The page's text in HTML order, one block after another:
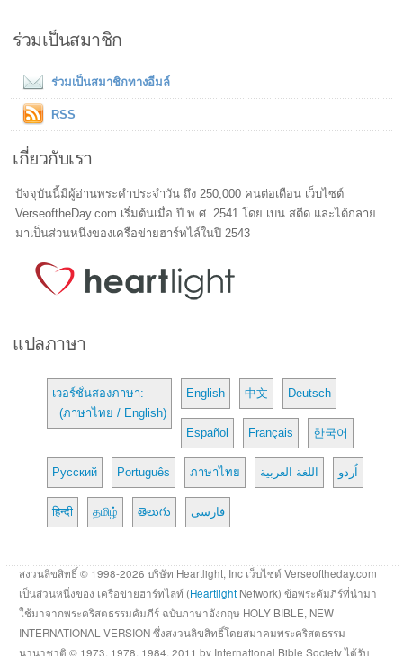
ร่วมเป็นสมาชิก
ร่วมเป็นสมาชิกทางอีมล์
RSS
เกี่ยวกับเรา
ปัจจุบันนี้มีผู้อ่านพระคำประจำวัน ถึง 250,000 คนต่อเดือน เว็บไซต์
VerseoftheDay.com เริ่มต้นเมื่อ ปี พ.ศ. 2541 โดย เบน สตีด และได้กลาย
มาเป็นส่วนหนึ่งของเครือข่ายฮาร์ทไล์ในปี 2543
แปลภาษา
เวอร์ชั่นสองภาษา:
(ภาษาไทย / English)
English 中文 Deutsch
Español Français 한국어
Русский Português ภาษาไทย اللغة العربية اُردو
हिन्दी தமிழ் తెలుగు فارسی
สงวนลิขสิทธิ์ © 1998-2026 บริษัท Heartlight, Inc เว็บไซต์ Verseoftheday.com
เป็นส่วนหนึ่งของ เครือข่ายฮาร์ทไลท์ (Heartlight Network) ข้อพระคัมภีร์ที่นำมา
ใช้มาจากพระคริสตธรรมคัมภีร์ ฉบับภาษาอังกฤษ HOLY BIBLE, NEW
INTERNATIONAL VERSION ซึ่งสงวนลิขสิทธิ์โดยสมาคมพระคริสตธรรม
นานาชาติ © 1973, 1978, 1984, 2011 by International Bible Society ได้รับ